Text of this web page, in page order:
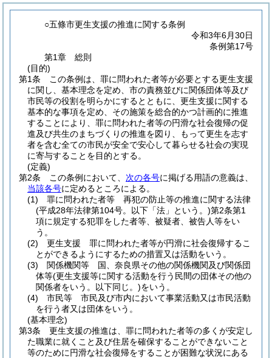
○五條市更生支援の推進に関する条例
令和3年6月30日
条例第17号
第1章
総則
(目的)
第1条
この条例は、罪に問われた者等が必要とする更生支援
に関し、基本理念を定め、市の責務並びに関係団体等及び
市民等の役割を明らかにするとともに、更生支援に関する
基本的な事項を定め、その施策を総合的かつ計画的に推進
することにより、罪に問われた者等の円滑な社会復帰の促
進及び共生のまちづくりの推進を図り、もって更生を志す
者を含む全ての市民が安全で安心して暮らせる社会の実現
に寄与することを目的とする。
(定義)
第2条
この条例において、 次の各号に掲げる用語の意義は、
当該各号に定めるところによる。
(1)
罪に問われた者等 再犯の防止等の推進に関する法律
(平成28年法律第104号。以下「法」という。)第2条第1
項に規定する犯罪をした者等、被疑者、被告人等をい
う。
(2)
更生支援 罪に問われた者等が円滑に社会復帰するこ
とができるようにするための措置又は活動をいう。
(3)
関係機関等 国、奈良県その他の関係機関及び関係団
体等(更生支援等に関する活動を行う民間の団体その他の
関係者をいう。以下同じ。)をいう。
(4)
市民等 市民及び市内において事業活動又は市民活動
を行う者又は団体をいう。
(基本理念)
第3条
更生支援の推進は、罪に問われた者等の多くが安定し
た職業に就くこと及び住居を確保することができないこと
等のために円滑な社会復帰をすることが困難な状況にある